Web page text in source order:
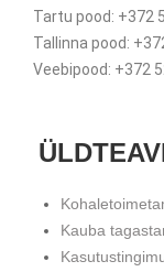
Tartu pood: +372
Tallinna pood:
Veebipood: +372
Kauba